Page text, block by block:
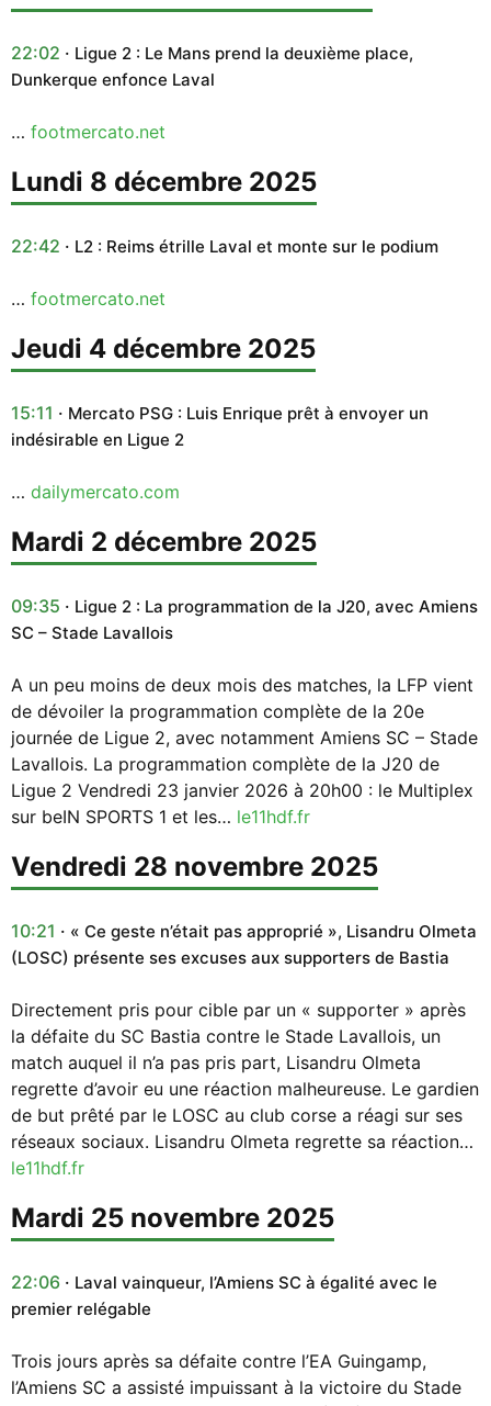
22:02
Ligue 2 : Le Mans prend la deuxième place,
Dunkerque enfonce Laval
… footmercato.net
lundi 8 décembre 2025
22:42 L2 : Reims étrille Laval et monte sur le podium
… footmercato.net
jeudi 4 décembre 2025
15:11
Mercato PSG : Luis Enrique prêt à envoyer un
indésirable en Ligue 2
… dailymercato.com
mardi 2 décembre 2025
09:35
Ligue 2 : La programmation de la J20, avec Amiens
SC – Stade Lavallois
A un peu moins de deux mois des matches, la LFP vient
de dévoiler la programmation complète de la 20e
journée de Ligue 2, avec notamment Amiens SC – Stade
Lavallois. La programmation complète de la J20 de
Ligue 2 Vendredi 23 janvier 2026 à 20h00 : le Multiplex
sur beIN SPORTS 1 et les… le11hdf.fr
vendredi 28 novembre 2025
10:21
« Ce geste n’était pas approprié », Lisandru Olmeta
(LOSC) présente ses excuses aux supporters de Bastia
Directement pris pour cible par un « supporter » après
la défaite du SC Bastia contre le Stade Lavallois, un
match auquel il n’a pas pris part, Lisandru Olmeta
regrette d’avoir eu une réaction malheureuse. Le gardien
de but prêté par le LOSC au club corse a réagi sur ses
réseaux sociaux. Lisandru Olmeta regrette sa réaction…
le11hdf.fr
mardi 25 novembre 2025
22:06
Laval vainqueur, l’Amiens SC à égalité avec le
premier relégable
Trois jours après sa défaite contre l’EA Guingamp,
l’Amiens SC a assisté impuissant à la victoire du Stade